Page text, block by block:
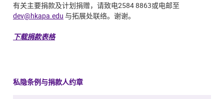
有关主要捐款及计划捐赠，请致电2584 8863或电邮至
dev@hkapa.edu 与拓展处联络。谢谢。
下载捐款表格
私隐条例与捐款人约章